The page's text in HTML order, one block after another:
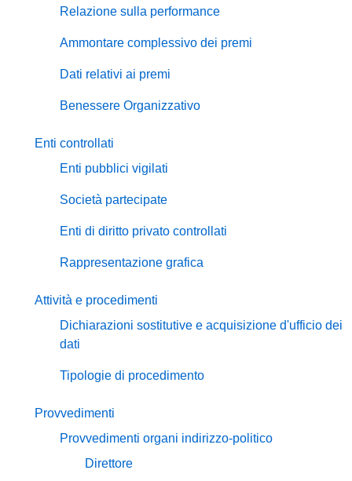
Relazione sulla performance
Ammontare complessivo dei premi
Dati relativi ai premi
Benessere Organizzativo
Enti controllati
Enti pubblici vigilati
Società partecipate
Enti di diritto privato controllati
Rappresentazione grafica
Attività e procedimenti
Dichiarazioni sostitutive e acquisizione d'ufficio dei
dati
Tipologie di procedimento
Provvedimenti
Provvedimenti organi indirizzo-politico
Direttore